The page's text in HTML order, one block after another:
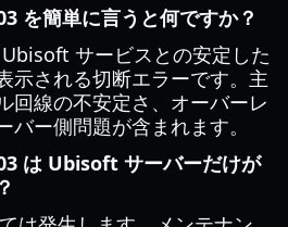
を簡単に言うと何ですか？
サービスとの安定した
示される切断エラーです。主
回線の不安定さ、オーバーレ
バー側問題が含まれます。
は Ubisoft サーバーだけが